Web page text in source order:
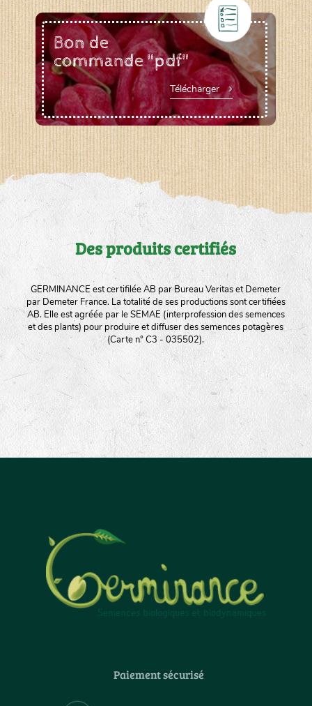
Bon de
commande "pdf"
Télécharger
Des produits certifiés
GERMINANCE est certifilée AB par Bureau Veritas et Demeter
par Demeter France. La totalité de ses productions sont certifiées
AB. Elle est agréée par le SEMAE (interprofession des semences
et des plants) pour produire et diffuser des semences potagères
(Carte n° C3 - 035502).
Paiement sécurisé